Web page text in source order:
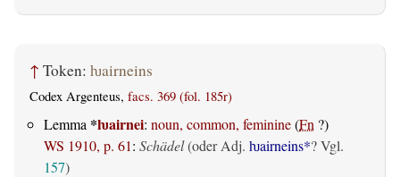
↑ Token: ƕairneins
Codex Argenteus, facs. 369 (fol. 185r)
Lemma *ƕairnei: noun, common, feminine(Fn ?)
WS 1910, p. 61: Schädel(oder Adj. ƕairneins*? Vgl.
157)